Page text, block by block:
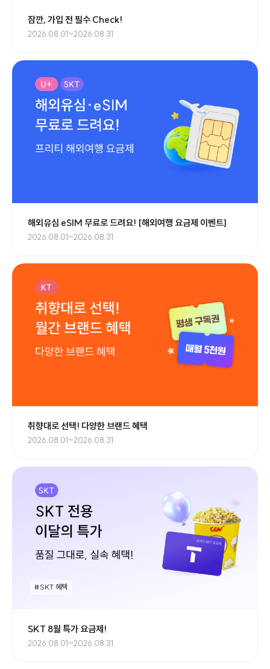
잠깐, 가입 전 필수 Check!
2026.08.01~2026.08.31
해외유심 eSIM 무료로 드려요! [해외여행 요금제 이벤트]
2026.08.01~2026.08.31
취향대로 선택! 다양한 브랜드 혜택
2026.08.01~2026.08.31
#SKT 혜택
SKT 8월 특가 요금제!
2026.08.01~2026.08.31